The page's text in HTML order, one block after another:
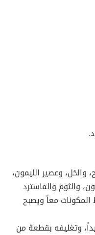
والخل، وعصير الليمون،
والثوم والماسترد
معاً ويصبح
وتغليفه بقطعة من